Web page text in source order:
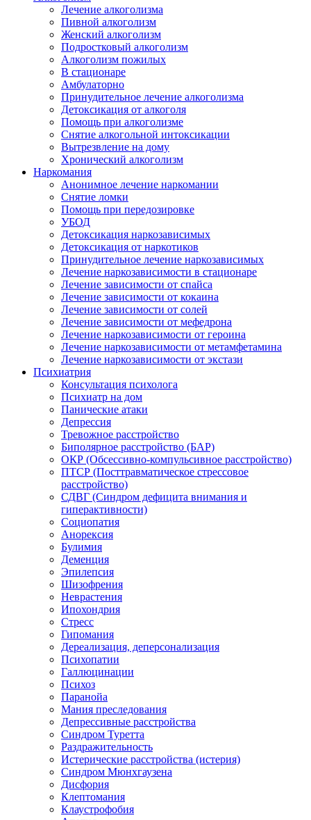
Лечение алкоголизма
Пивной алкоголизм
Женский алкоголизм
Подростковый алкоголизм
Алкоголизм пожилых
В стационаре
Амбулаторно
Принудительное лечение алкоголизма
Детоксикация от алкоголя
Помощь при алкоголизме
Снятие алкогольной интоксикации
Вытрезвление на дому
Хронический алкоголизм
Наркомания
Анонимное лечение наркомании
Снятие ломки
Помощь при передозировке
УБОД
Детоксикация наркозависимых
Детоксикация от наркотиков
Принудительное лечение наркозависимых
Лечение наркозависимости в стационаре
Лечение зависимости от спайса
Лечение зависимости от кокаина
Лечение зависимости от солей
Лечение зависимости от мефедрона
Лечение наркозависимости от героина
Лечение наркозависимости от метамфетамина
Лечение наркозависимости от экстази
Психиатрия
Консультация психолога
Психиатр на дом
Панические атаки
Депрессия
Тревожное расстройство
Биполярное расстройство (БАР)
ОКР (Обсессивно-компульсивное расстройство)
ПТСР (Посттравматическое стрессовое
расстройство)
СДВГ (Синдром дефицита внимания и
гиперактивности)
Социопатия
Анорексия
Булимия
Деменция
Эпилепсия
Шизофрения
Неврастения
Ипохондрия
Стресс
Гипомания
Дереализация, деперсонализация
Психопатии
Галлюцинации
Психоз
Паранойа
Мания преследования
Депрессивные расстройства
Синдром Туретта
Раздражительность
Истерические расстройства (истерия)
Синдром Мюнхгаузена
Дисфория
Клептомания
Клаустрофобия